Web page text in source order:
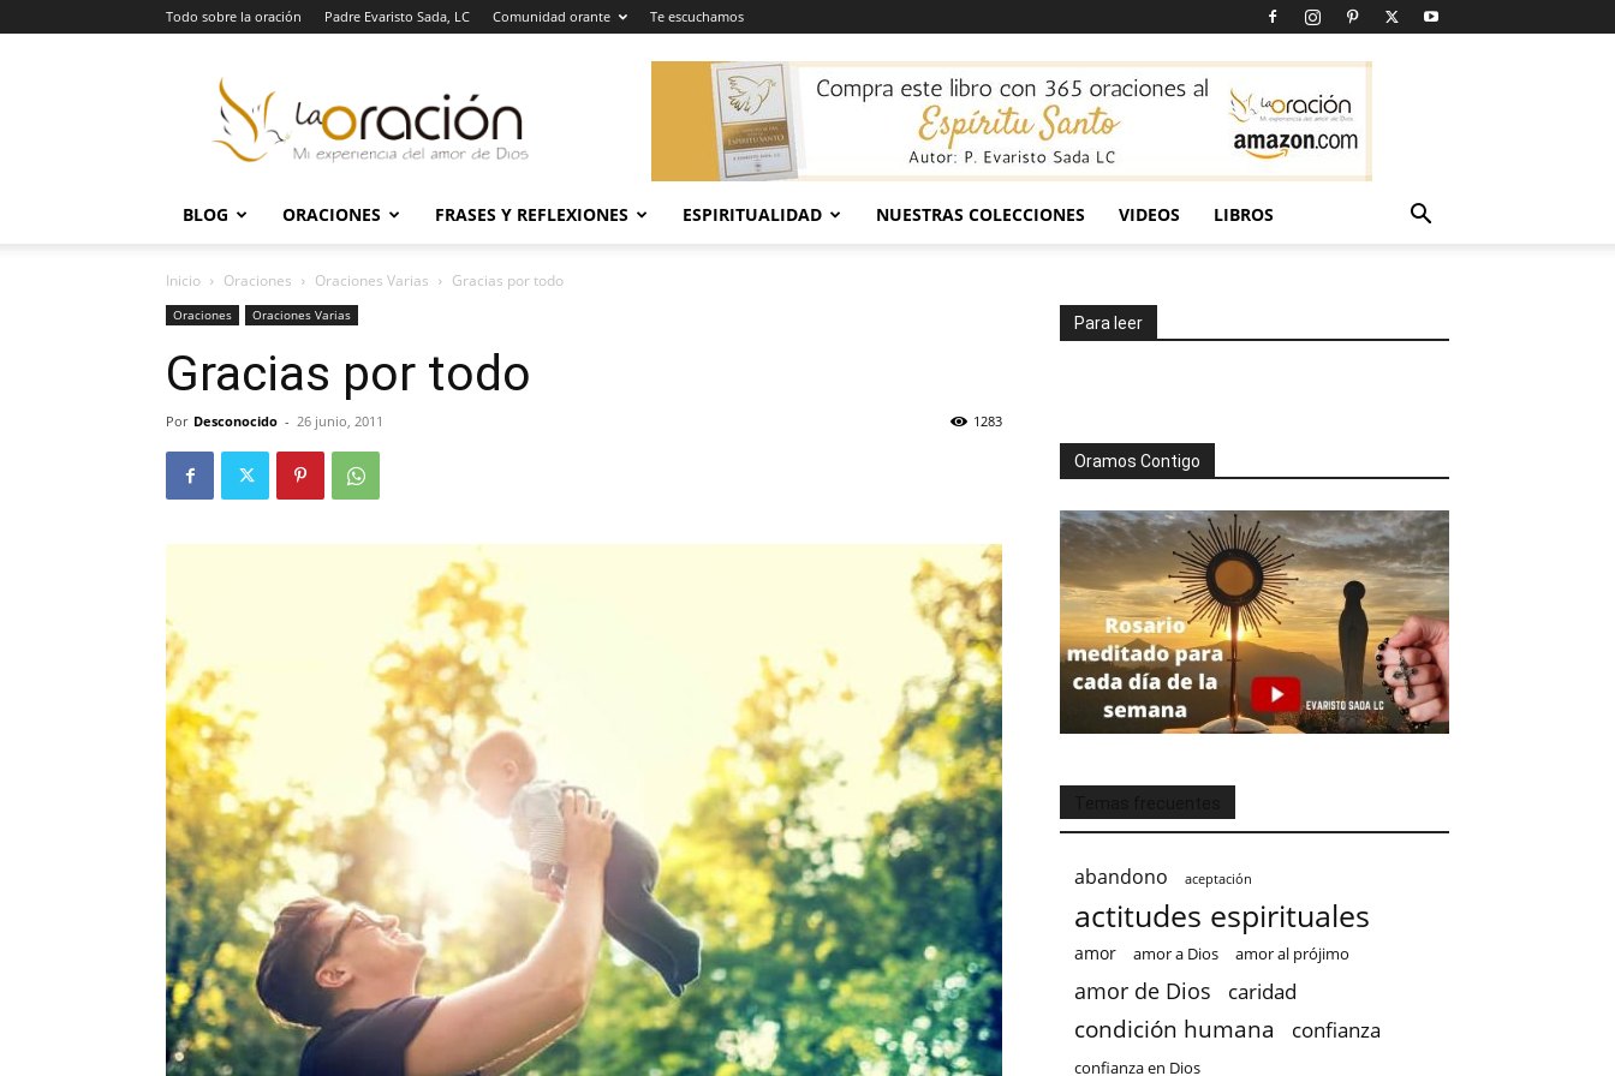
Todo sobre la oración Padre Evaristo Sada, LC Comunidad orante Te escuchamos
Oración
BLOG ORACIONES FRASES Y REFLEXIONES ESPIRITUALIDAD NUESTRAS COLECCIONES VIDEOS LIBROS
Inicio Oraciones Oraciones Varias Gracias por todo
Oraciones Oraciones Varias
Gracias por todo
Por Desconocido - 26 junio, 2011 1283
Para leer
Oramos Contigo
abandono aceptación
actitudes espirituales
amor amor a Dios amor al prójimo
amor de Dios caridad
condición humana confianza
confianza en Dios